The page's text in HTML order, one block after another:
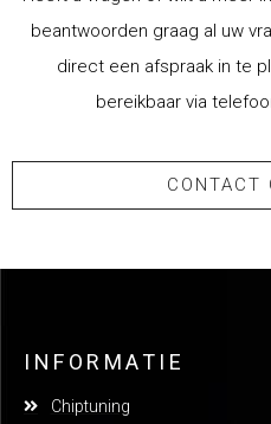
beantwoorden graag al uw
direct een afspraak in te
bereikbaar via
CONTACT
INFORMATIE
Chiptuning